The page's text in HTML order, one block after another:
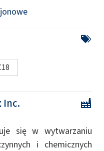
Inc.
się w wytwarzaniu
i chemicznych